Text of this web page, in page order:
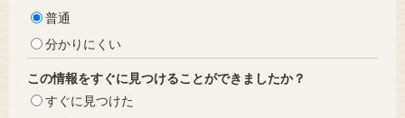
普通
分かりにくい
この情報をすぐに見つけることができましたか？
すぐに見つけた